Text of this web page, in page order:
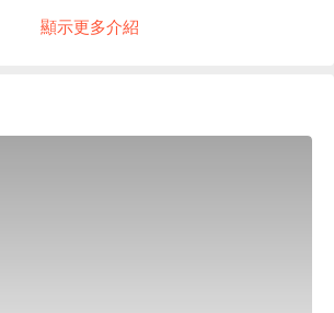
提升了每一次聚會或用餐的體驗。這些美
美味的同時，也感受到一場味覺與心靈的
顯示更多介紹